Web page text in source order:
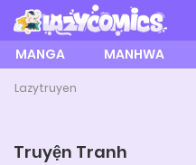
MANGA MANHWA
Lazytruyen
Truyện Tranh